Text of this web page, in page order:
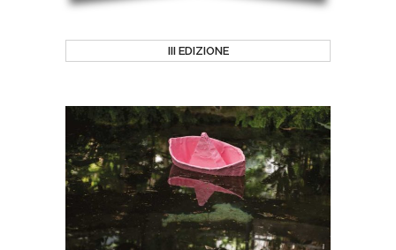
III EDIZIONE